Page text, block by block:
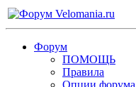
Форум
ПОМОЩЬ
Правила
Опции форума